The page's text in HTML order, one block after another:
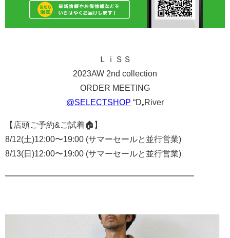
ＬｉＳＳ
2023AW 2nd collection
ORDER MEETING
@SELECTSHOP “D„River
【店頭ご予約&ご試着🏠】
8/12(土)12:00〜19:00 (サマーセールと並行営業)
8/13(日)12:00〜19:00 (サマーセールと並行営業)
━━━━━━━━━━━━━━━━━━━━━━━